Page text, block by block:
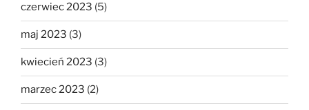
czerwiec 2023 (5)
maj 2023 (3)
kwiecień 2023 (3)
marzec 2023 (2)